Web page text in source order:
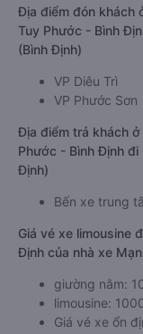
Địa điểm đón khách
Tuy Phước - Bình
(Bình Định)
VP Diêu Trì
VP Phước Sơn
Địa điểm trả khách ở
Phước - Bình Định đi
Định)
Bến xe trung
Giá vé xe limousine
Định của nhà xe
giường nằm:
limousine:
Giá vé xe ổn